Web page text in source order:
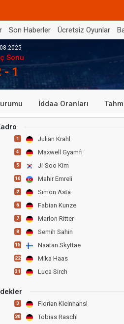
Son Haberler Ücretsiz Oyunlar
Sonu
- 1
İddaa Oranları
1 Julian Krahl
4 Maxwell Gyamfi
5 Ji-Soo Kim
10 Mahir Emreli
2 Simon Asta
6 Fabian Kunze
7 Marlon Ritter
8 Semih Sahin
15 Naatan Skyttae
22 Mika Haas
31 Luca Sirch
3 Florian Kleinhansl
20 Tobias Raschl